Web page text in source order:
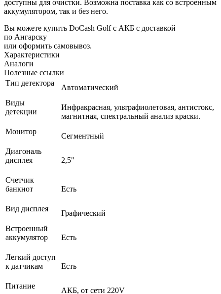
доступны для очистки. Возможна поставка как со встроенным
аккумулятором, так и без него.
Вы можете купить DoCash Golf с АКБ с доставкой
по Ангарску
или оформить самовывоз.
Характеристики
Аналоги
Полезные ссылки
Тип детектора
Автоматический
Виды
детекции
Инфракрасная, ультрафиолетовая, антистокс,
магнитная, спектральный анализ краски.
Монитор
Сегментный
Диагональ
дисплея
2,5"
Счетчик
банкнот
Есть
Вид дисплея
Графический
Встроенный
аккумулятор
Есть
Легкий доступ
к датчикам
Есть
Питание
АКБ, от сети 220V